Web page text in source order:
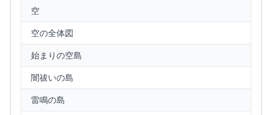
空
空の全体図
始まりの空島
闇祓いの島
雷鳴の島